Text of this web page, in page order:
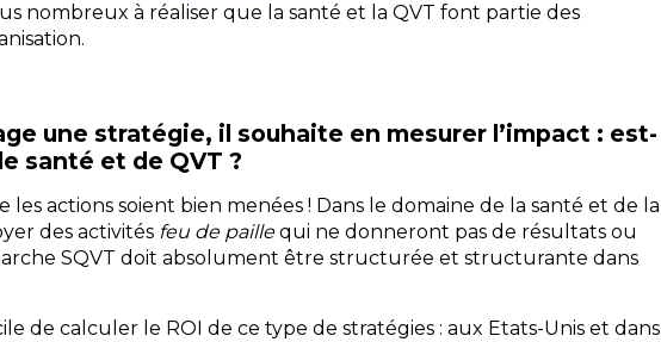
nombreux à réaliser que la santé et la QVT font partie des
une stratégie, il souhaite en mesurer l’impact : est-
santé et de QVT ?
les actions soient bien menées ! Dans le domaine de la santé et de la
des activités feu de paillequi ne donneront pas de résultats ou
SQVT doit absolument être structurée et structurante dans
de calculer le ROI de ce type de stratégies : aux Etats-Unis et dans